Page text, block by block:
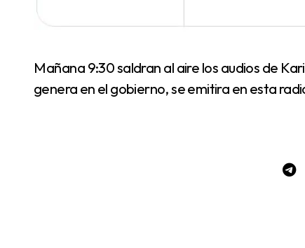
Mañana 9:30 saldran al aire los audios de Karina, que tanta desesperacion al punto de la censura,
genera en el gobierno, se emitira en esta